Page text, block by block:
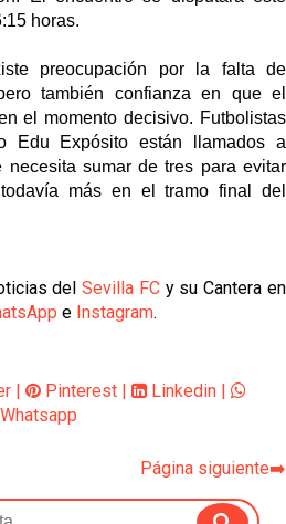
horas.
preocupación por la falta de
también confianza en que el
el momento decisivo. Futbolistas
Edu Expósito están llamados a
necesita sumar de tres para evitar
más en el tramo final del
delSevilla FCy su Cantera en
e Instagram.
Pinterest Linkedin
Whatsapp
Página siguiente➡️